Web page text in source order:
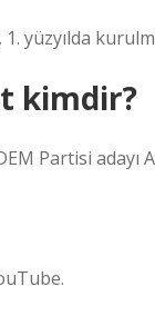
yüzyılda
kimdir?
Partisi adayı